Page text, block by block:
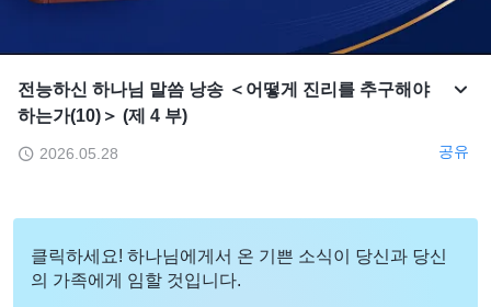
전능하신 하나님 말씀 낭송 ＜어떻게 진리를 추구해야
하는가(10)＞ (제 4 부)
2026.05.28 공유
클릭하세요! 하나님에게서 온 기쁜 소식이 당신과 당신
의 가족에게 임할 것입니다.